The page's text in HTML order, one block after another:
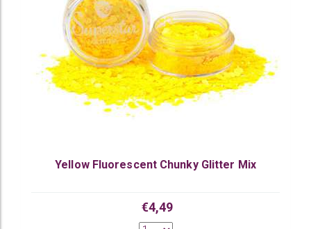
Yellow Fluorescent Chunky Glitter Mix
€4,49